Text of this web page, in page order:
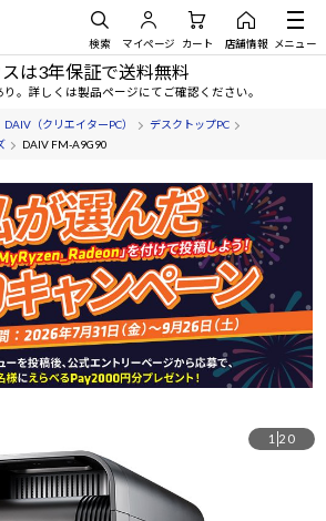
検索 マイページ カート 店舗情報 メニュー
は3年保証で送料無料
。詳しくは製品ページにてご確認ください。
DAIV（クリエイターPC）
デスクトップPC
DAIV FM-A9G90
1 20